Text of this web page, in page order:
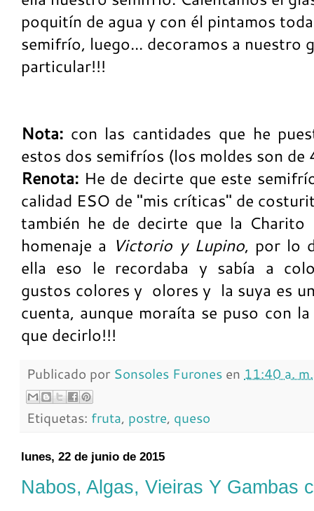
poquitín de agua y con él pintamos
semifrío, luego... decoramos a nuestro
particular!!!
Nota: con las cantidades que he
estos dos semifríos (los moldes son de
Renota: He de decirte que este
calidad ESO de "mis críticas" de
también he de decirte que la Charito
homenaje a Victorio y Lupino, por lo
ella eso le recordaba y sabía a
gustos colores y olores y la suya es
cuenta, aunque moraíta se puso con
que decirlo!!!
Publicado por Sonsoles Furones en 11:40 a. m.
Etiquetas: fruta, postre, queso
lunes, 22 de junio de 2015
Nabos, Algas, Vieiras Y Gambas